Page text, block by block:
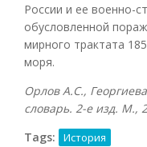
России и ее военно-
обусловленной
мирного трактата
моря.
Орлов А.С.,
словарь. 2-е изд. М.,
Tags:
История